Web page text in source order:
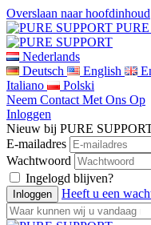
Overslaan naar hoofdinhoud
Nederlands
Deutsch
English
Italiano
Polski
Neem Contact Met Ons Op
Inloggen
Nieuw bij PURE
E-mailadres
Wachtwoord
Ingelogd blijven?
Heeft u een